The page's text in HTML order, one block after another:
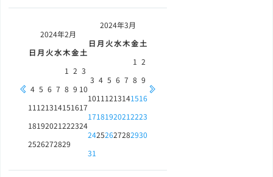
2024年2月
日 月 火水木金土
1 2 3
4 5 6 7 8 9 10
11 121314151617
18192021222324
2526272829
2024年3月
日 月 火水木金土
1 2
3 4 5 6 7 8 9
1011 1213141516
17181920212223
24252627282930
31